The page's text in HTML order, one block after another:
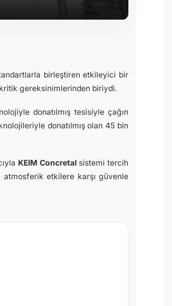
birleştiren etkileyici bir
gereksinimlerinden biriydi.
donatılmış tesisiyle çağın
donatılmış olan 45 bin
KEIM Concretalsistemi tercih
atmosferik etkilere karşı güvenle